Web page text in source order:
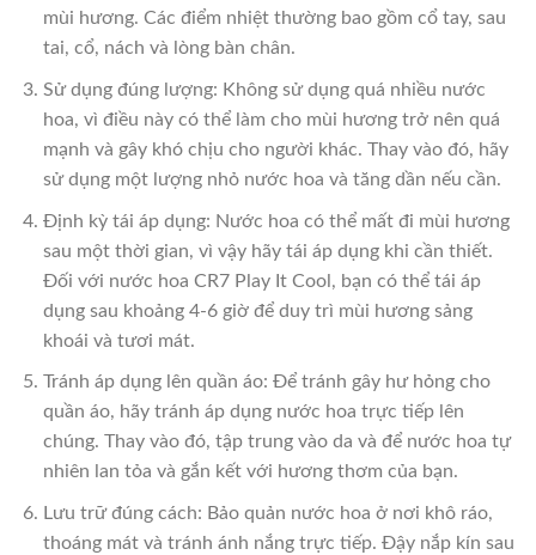
mùi hương. Các điểm nhiệt thường bao gồm cổ tay, sau
tai, cổ, nách và lòng bàn chân.
Sử dụng đúng lượng: Không sử dụng quá nhiều nước
hoa, vì điều này có thể làm cho mùi hương trở nên quá
mạnh và gây khó chịu cho người khác. Thay vào đó, hãy
sử dụng một lượng nhỏ nước hoa và tăng dần nếu cần.
Định kỳ tái áp dụng: Nước hoa có thể mất đi mùi hương
sau một thời gian, vì vậy hãy tái áp dụng khi cần thiết.
Đối với nước hoa CR7 Play It Cool, bạn có thể tái áp
dụng sau khoảng 4-6 giờ để duy trì mùi hương sảng
khoái và tươi mát.
Tránh áp dụng lên quần áo: Để tránh gây hư hỏng cho
quần áo, hãy tránh áp dụng nước hoa trực tiếp lên
chúng. Thay vào đó, tập trung vào da và để nước hoa tự
nhiên lan tỏa và gắn kết với hương thơm của bạn.
Lưu trữ đúng cách: Bảo quản nước hoa ở nơi khô ráo,
thoáng mát và tránh ánh nắng trực tiếp. Đậy nắp kín sau